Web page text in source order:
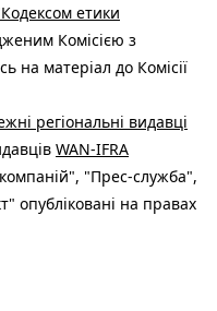
етики
Комісією з
на матеріал до Комісії
регіональні видавці
WAN-IFRA
"Прес-служба",
опубліковані на правах